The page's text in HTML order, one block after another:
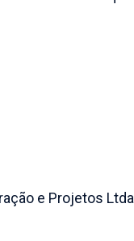
e Projetos Ltda